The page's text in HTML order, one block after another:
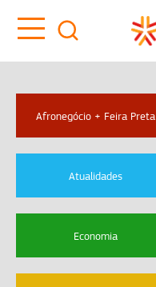
Afronegócio + Feira Preta
Atualidades
Economia